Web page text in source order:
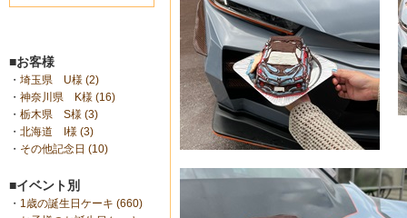
■お客様
・ 埼玉県 U様 (2)
・ 神奈川県 K様 (16)
・ 栃木県 S様 (3)
・ 北海道 I様 (3)
・ その他記念日 (10)
■イベント別
・ 1歳の誕生日ケーキ (660)